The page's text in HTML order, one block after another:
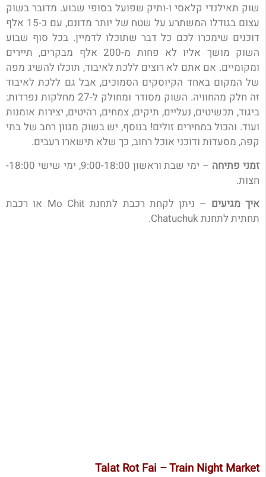
שוק תאילנדי קלאסי ו-ותיק שפועל בסופי שבוע. מדובר בשוק
עצום בגודלו המשתרע על שטח של יותר מדונם, עם כ-15 אלף
דוכנים שימכרו לכם כל דבר שתוכלו לדמיין. בכל סוף שבוע
השוק מושך אליו לא פחות מ-200 אלף מבקרים, תיירים
ומקומיים. אם אתם לא רוצים ללכת לאיבוד, תוכלו להשיג מפה
של המקום באחד הקיוסקים הסמוכים, אבל גם ללכת לאיבוד
זה חלק מהחוויה. השוק מסודר ומחולק ל-27 מחלקות נפרדות:
ביגוד, תכשיטים, נעליים, תיקים, צמחים, רהיטים, יצירות אומנות
ועוד. והכול במחירים זולים! בנוסף, יש בשוק מגוון רחב של בתי
קפה, מסעדות ודוכני אוכל רחוב, כך שלא תישארו רעבים.
זמני פתיחה
– ימי שבת וראשון 9:00-18:00, ימי שישי 18:00-
חצות.
איך מגיעים
– ניתן לקחת רכבת לתחנת Mo Chit או רכבת
תחתית לתחנת Chatuchuk.
Talat Rot Fai – Train Night Market